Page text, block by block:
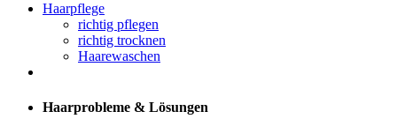
Haarpflege
richtig pflegen
richtig trocknen
Haarewaschen
Haarprobleme & Lösungen